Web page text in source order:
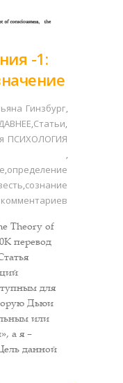
-1:
Гинзбург,
,Статьи,
ПСИХОЛОГИЯ
,
,определение
,сознание
Theory of
перевод
для
Дьюи
или
а я –
данной